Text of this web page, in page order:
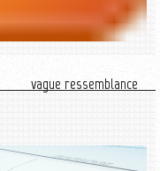
vague ressemblance